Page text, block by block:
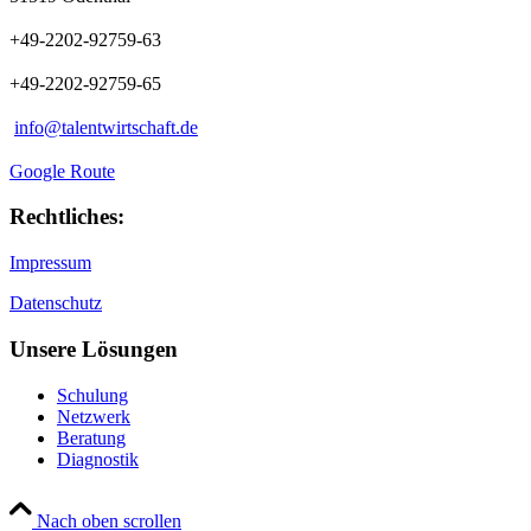
+49-2202-92759-63
+49-2202-92759-65
info@talentwirtschaft.de
Google Route
Rechtliches:
Impressum
Datenschutz
Unsere Lösungen
Schulung
Netzwerk
Beratung
Diagnostik
Nach oben scrollen